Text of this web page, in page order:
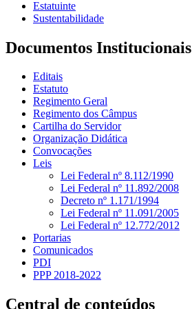
Estatuinte
Sustentabilidade
Documentos Institucionais
Editais
Estatuto
Regimento Geral
Regimento dos Câmpus
Cartilha do Servidor
Organização Didática
Convocações
Leis
Lei Federal nº 8.112/1990
Lei Federal nº 11.892/2008
Decreto nº 1.171/1994
Lei Federal nº 11.091/2005
Lei Federal nº 12.772/2012
Portarias
Comunicados
PDI
PPP 2018-2022
Central de conteúdos